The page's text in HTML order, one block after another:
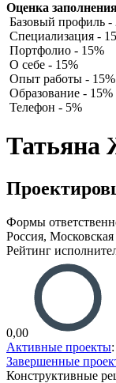
Оценка
Базовый профиль -
Специализация -
Портфолио - 15%
О себе - 15%
Опыт работы - 15%
Образование - 15%
Телефон - 5%
Татьяна
Формы
Россия, Московская
Рейтинг
0,00
Активные проекты
Завершенные
Конструктивные